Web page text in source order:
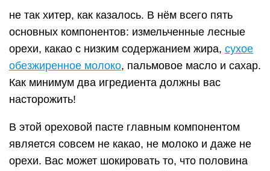
не так хитер, как казалось. В нём всего пять
основных компонентов: измельченные лесные
орехи, какао с низким содержанием жира, сухое
обезжиренное молоко, пальмовое масло и сахар.
Как минимум два игредиента должны вас
насторожить!
В этой ореховой пасте главным компонентом
является совсем не какао, не молоко и даже не
орехи. Вас может шокировать то, что половина